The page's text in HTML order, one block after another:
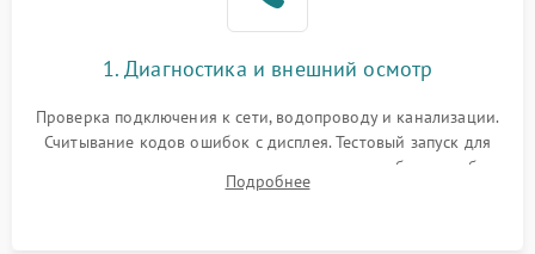
1. Диагностика и внешний осмотр
Проверка подключения к сети, водопроводу и канализации.
Считывание кодов ошибок с дисплея. Тестовый запуск для
выявления посторонних шумов, протечек или сбоев в работе
электронного модуля управления.
Подробнее